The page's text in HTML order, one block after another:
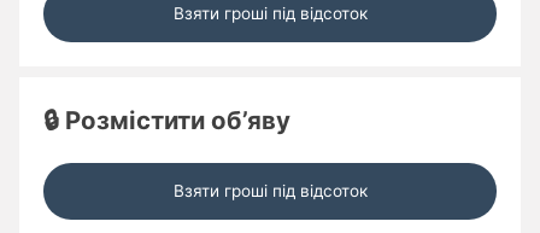
Взяти гроші під відсоток
🔒 Розмістити об’яву
Взяти гроші під відсоток